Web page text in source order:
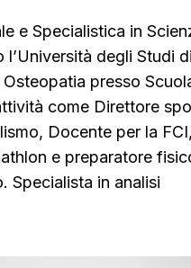
e Specialistica in
l’Università degli Studi
presso
come Direttore
Docente per la FCI,
e preparatore
Specialista in analisi
ciclismo,
per gli
con atleti world